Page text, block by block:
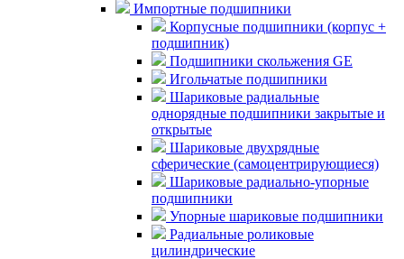
Импортные подшипники
Корпусные подшипники (корпус +
подшипник)
Подшипники скольжения GE
Игольчатые подшипники
Шариковые радиальные
однорядные подшипники закрытые и
открытые
Шариковые двухрядные
сферические (самоцентрирующиеся)
Шариковые радиально-упорные
подшипники
Упорные шариковые подшипники
Радиальные роликовые
цилиндрические